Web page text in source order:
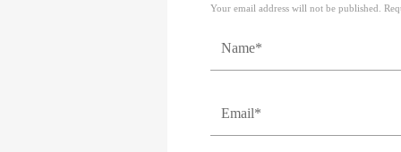
Your email address will not be published.